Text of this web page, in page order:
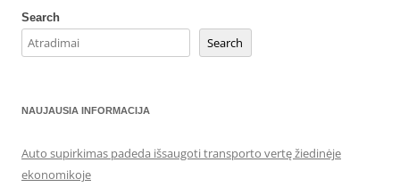
Search
Search
NAUJAUSIA INFORMACIJA
Auto supirkimas padeda išsaugoti transporto vertę žiedinėje
ekonomikoje